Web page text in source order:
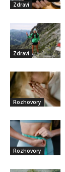
Zdraví
Zdraví
Rozhovory
Rozhovory